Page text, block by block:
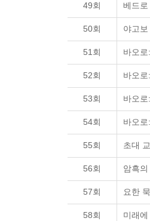
49회 베드
50회 야고
51회 바오
52회 바오
53회 바오
54회 바오
55회 초대
56회 암흑
57회 요한
58회 미래